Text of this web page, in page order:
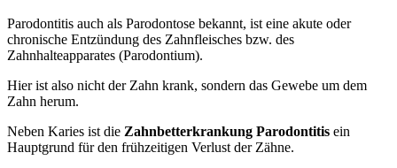
Parodontitis auch als Parodontose bekannt, ist eine akute oder
chronische Entzündung des Zahnfleisches bzw. des
Zahnhalteapparates (Parodontium).
Hier ist also nicht der Zahn krank, sondern das Gewebe um dem
Zahn herum.
Neben Karies ist die Zahnbetterkrankung Parodontitis ein
Hauptgrund für den frühzeitigen Verlust der Zähne.